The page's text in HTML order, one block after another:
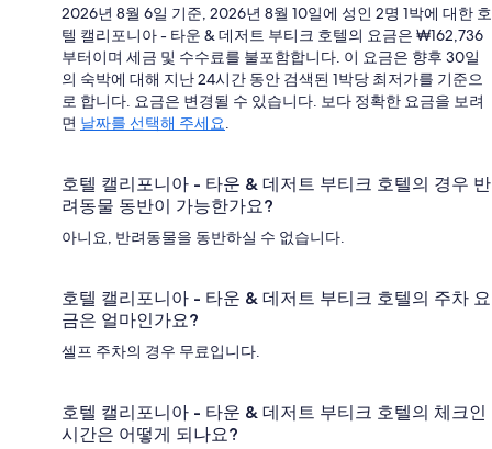
2026년 8월 6일 기준, 2026년 8월 10일에 성인 2명 1박에 대한 호
텔 캘리포니아 - 타운 & 데저트 부티크 호텔의 요금은 ₩162,736
부터이며 세금 및 수수료를 불포함합니다. 이 요금은 향후 30일
의 숙박에 대해 지난 24시간 동안 검색된 1박당 최저가를 기준으
로 합니다. 요금은 변경될 수 있습니다. 보다 정확한 요금을 보려
면 날짜를 선택해 주세요.
호텔 캘리포니아 - 타운 & 데저트 부티크 호텔의 경우 반
려동물 동반이 가능한가요?
아니요, 반려동물을 동반하실 수 없습니다.
호텔 캘리포니아 - 타운 & 데저트 부티크 호텔의 주차 요
금은 얼마인가요?
셀프 주차의 경우 무료입니다.
호텔 캘리포니아 - 타운 & 데저트 부티크 호텔의 체크인
시간은 어떻게 되나요?